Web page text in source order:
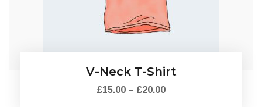
V-Neck T-Shirt
£15.00 – £20.00